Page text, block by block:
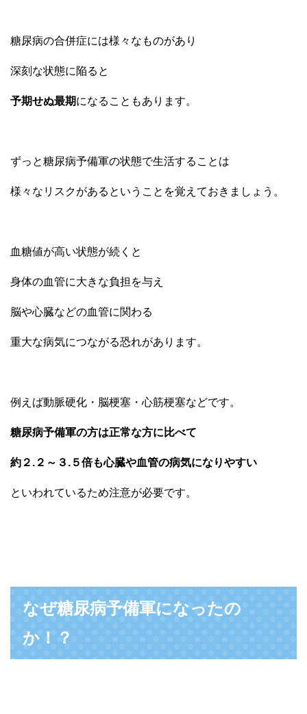
糖尿病の合併症には様々なものがあり
深刻な状態に陥ると
予期せぬ最期になることもあります。
ずっと糖尿病予備軍の状態で生活することは
様々なリスクがあるということを覚えておきましょう。
血糖値が高い状態が続くと
身体の血管に大きな負担を与え
脳や心臓などの血管に関わる
重大な病気につながる恐れがあります。
例えば動脈硬化・脳梗塞・心筋梗塞などです。
糖尿病予備軍の方は正常な方に比べて
約２.２～３.５倍も心臓や血管の病気になりやすい
といわれているため注意が必要です。
なぜ糖尿病予備軍になったの
か！？